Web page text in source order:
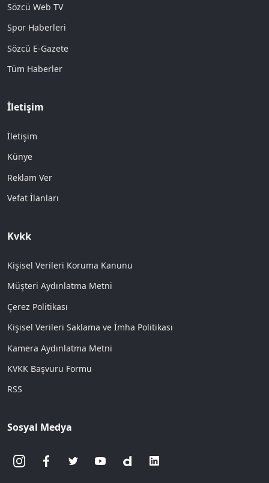
Sözcü Web TV
Spor Haberleri
Sözcü E-Gazete
Tüm Haberler
İletişim
İletişim
Künye
Reklam Ver
Vefat İlanları
Kvkk
Kişisel Verileri Koruma Kanunu
Müşteri Aydınlatma Metni
Çerez Politikası
Kişisel Verileri Saklama ve İmha Politikası
Kamera Aydınlatma Metni
KVKK Başvuru Formu
RSS
Sosyal Medya